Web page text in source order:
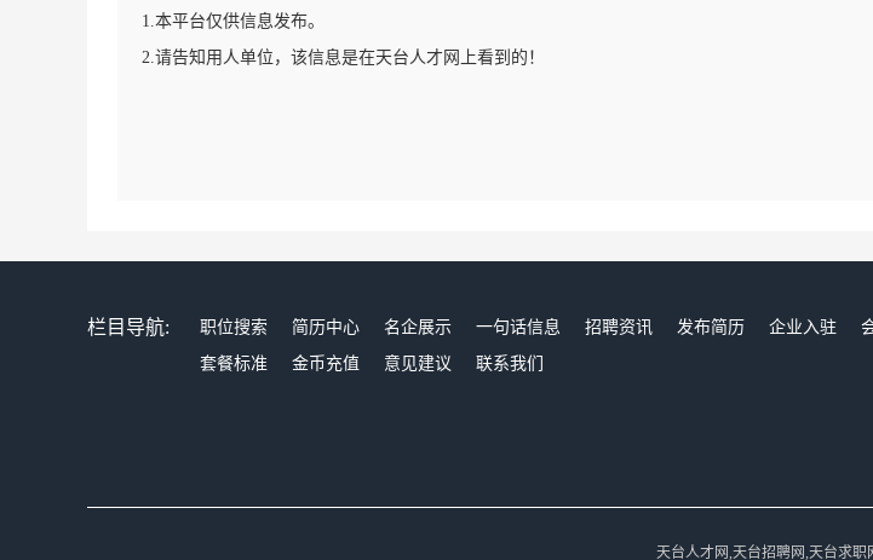
1.本平台仅供信息发布。
2.请告知用人单位，该信息是在天台人才网上看到的！
栏目导航: 职位搜索 简历中心 名企展示 一句话信息 招聘资讯 发布简历 企业入驻
套餐标准
金币充值 意见建议 联系我们
天台人才网,天台招聘网,天台求职